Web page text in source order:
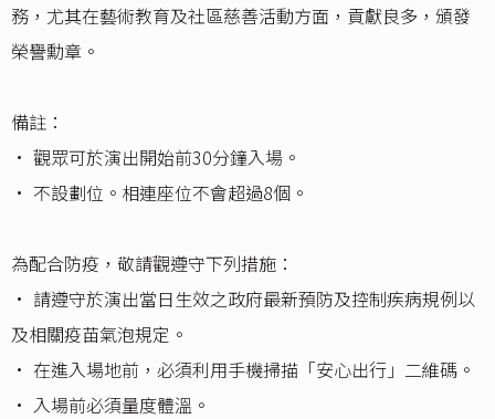
務，尤其在藝術教育及社區慈善活動方面，貢獻良多，頒發
榮譽勳章。
備註：
• 觀眾可於演出開始前30分鐘入場。
• 不設劃位。相連座位不會超過8個。
為配合防疫，敬請觀遵守下列措施：
• 請遵守於演出當日生效之政府最新預防及控制疾病規例以
及相關疫苗氣泡規定。
• 在進入場地前，必須利用手機掃描「安心出行」二維碼。
• 入場前必須量度體溫。